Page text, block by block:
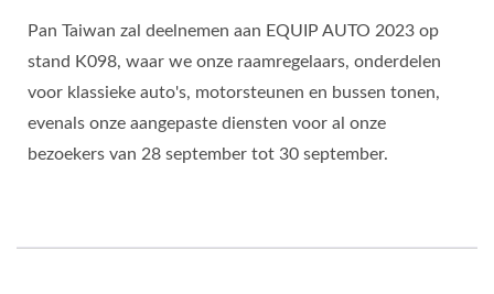
Pan Taiwan zal deelnemen aan EQUIP AUTO 2023 op
stand K098, waar we onze raamregelaars, onderdelen
voor klassieke auto's, motorsteunen en bussen tonen,
evenals onze aangepaste diensten voor al onze
bezoekers van 28 september tot 30 september.